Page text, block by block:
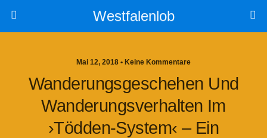
Westfalenlob
Mai 12, 2018 • Keine Kommentare
Wanderungsgeschehen Und
Wanderungsverhalten Im
›Tödden-System‹ – Ein